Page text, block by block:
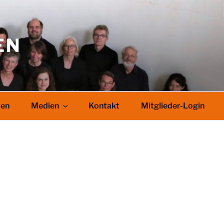
Medien Kontakt Mitglieder-Login